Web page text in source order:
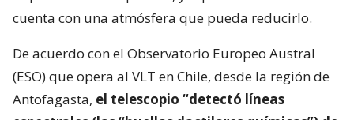
cuenta con una atmósfera que pueda reducirlo.
De acuerdo con el Observatorio Europeo Austral
(ESO) que opera al VLT en Chile, desde la región de
Antofagasta, el telescopio “detectó líneas